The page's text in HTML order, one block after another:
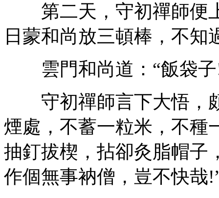
第二天，守初禪師便
日蒙和尚放三頓棒，不知
雲門和尚道：“飯袋子!
守初禪師言下大悟，
煙處，不蓄一粒米，不種
抽釘拔楔，拈卻灸脂帽子
作個無事衲僧，豈不快哉